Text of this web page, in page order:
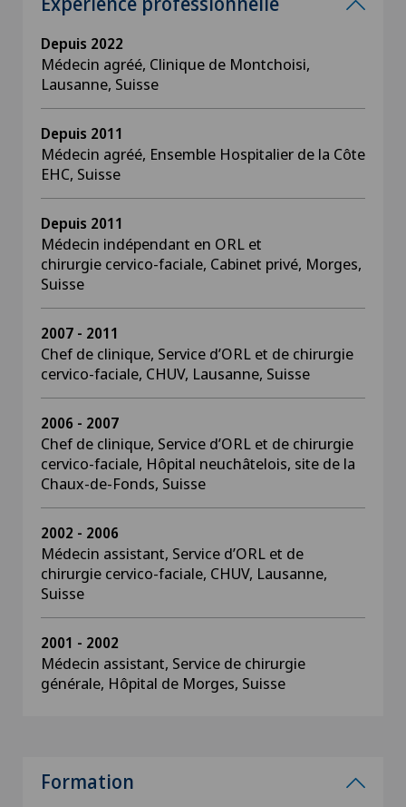
Depuis 2022
Médecin agréé, Clinique de Montchoisi,
Lausanne, Suisse
Depuis 2011
Médecin agréé, Ensemble Hospitalier de la Côte
EHC, Suisse
Depuis 2011
Médecin indépendant en ORL et
chirurgie cervico-faciale, Cabinet privé, Morges,
Suisse
2007 - 2011
Chef de clinique, Service d’ORL et de chirurgie
cervico-faciale, CHUV, Lausanne, Suisse
2006 - 2007
Chef de clinique, Service d’ORL et de chirurgie
cervico-faciale, Hôpital neuchâtelois, site de la
Chaux-de-Fonds, Suisse
2002 - 2006
Médecin assistant, Service d’ORL et de
chirurgie cervico-faciale, CHUV, Lausanne,
Suisse
2001 - 2002
Médecin assistant, Service de chirurgie
générale, Hôpital de Morges, Suisse
Formation